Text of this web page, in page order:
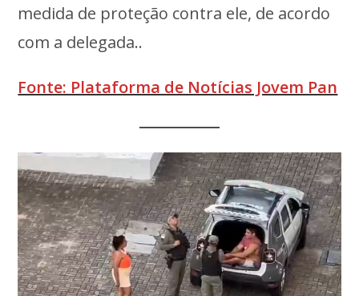
medida de proteção contra ele, de acordo
com a delegada..
Fonte: Plataforma de Notícias Jovem Pan